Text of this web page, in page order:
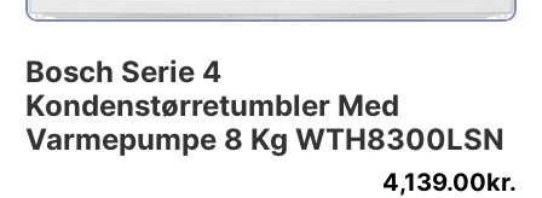
Bosch Serie 4
Kondenstørretumbler Med
Varmepumpe 8 Kg WTH8300LSN
4,139.00kr.